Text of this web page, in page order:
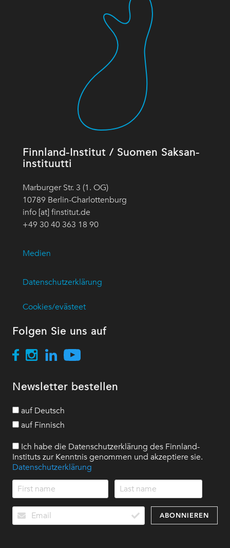
Finnland-Institut / Suomen Saksan-
instituutti
Marburger Str. 3 (1. OG)
10789 Berlin-Charlottenburg
info [at] finstitut.de
+49 30 40 363 18 90
Medien
Datenschutzerklärung
Cookies/evästeet
Folgen Sie uns auf
Newsletter bestellen
auf Deutsch
auf Finnisch
Ich habe die Datenschutzerklärung des Finnland-
Instituts zur Kenntnis genommen und akzeptiere sie.
Datenschutzerklärung
ABONNIEREN